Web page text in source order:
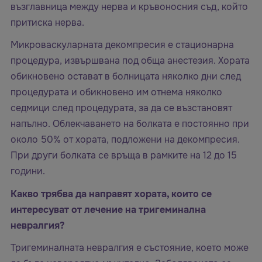
възглавница между нерва и кръвоносния съд, който
притиска нерва.
Микроваскуларната декомпресия е стационарна
процедура, извършвана под обща анестезия. Хората
обикновено остават в болницата няколко дни след
процедурата и обикновено им отнема няколко
седмици след процедурата, за да се възстановят
напълно. Облекчаването на болката е постоянно при
около 50% от хората, подложени на декомпресия.
При други болката се връща в рамките на 12 до 15
години.
Какво трябва да направят хората, които се
интересуват от лечение на тригеминална
невралгия?
Тригеминалната невралгия е състояние, което може